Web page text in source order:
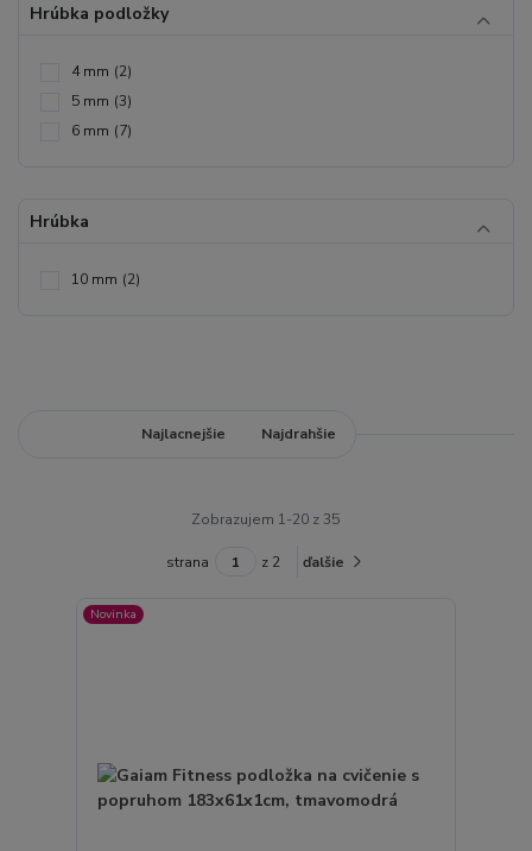
Hrúbka podložky
4 mm (2)
5 mm (3)
6 mm (7)
Hrúbka
10 mm (2)
Najlacnejšie Najdrahšie
Zobrazujem 1-20 z 35
strana z 2 ďalšie
Novinka